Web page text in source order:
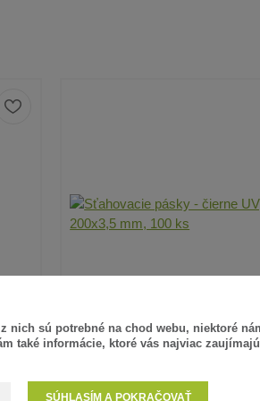
SŤAHOVACIE PÁSKY -
nich sú potrebné na chod webu, niektoré
také informácie, ktoré vás najviac
SÚHLASÍM A POKRAČOVAŤ